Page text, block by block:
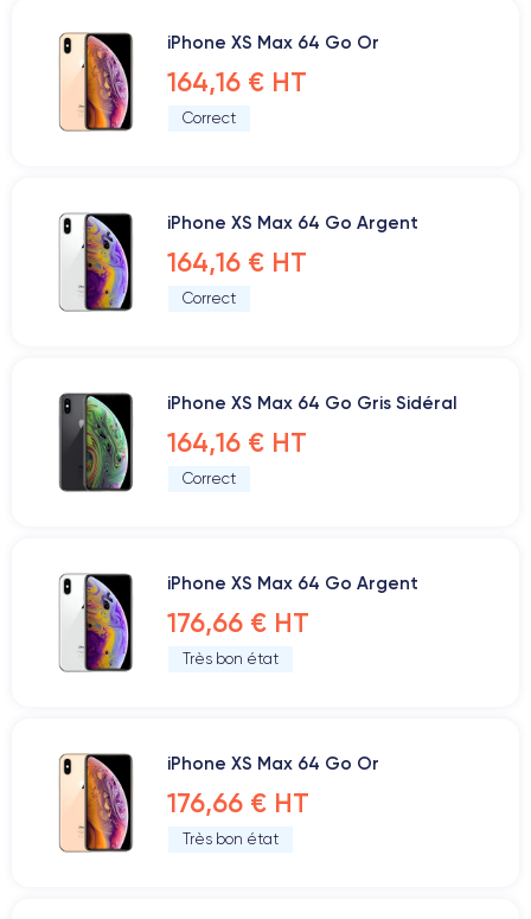
iPhone XS Max 64 Go Or
164,16 € HT
Correct
iPhone XS Max 64 Go Argent
164,16 € HT
Correct
iPhone XS Max 64 Go Gris Sidéral
164,16 € HT
Correct
iPhone XS Max 64 Go Argent
176,66 € HT
Très bon état
iPhone XS Max 64 Go Or
176,66 € HT
Très bon état